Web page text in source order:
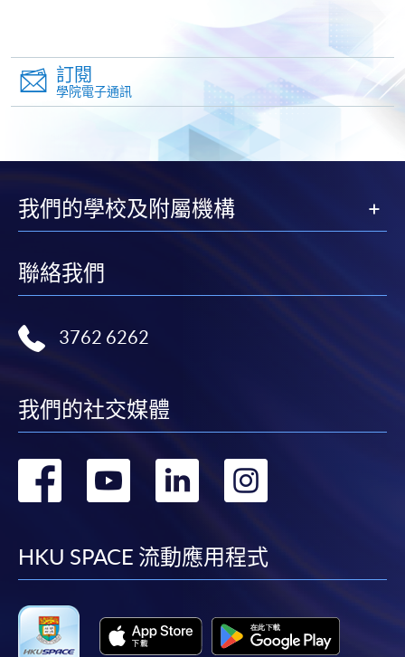
訂閱
學院電子通訊
我們的學校及附屬機構
聯絡我們
3762 6262
我們的社交媒體
轉
facebook
轉
youtube
轉
linkedin
轉
HKU SPACE 流動應用程式